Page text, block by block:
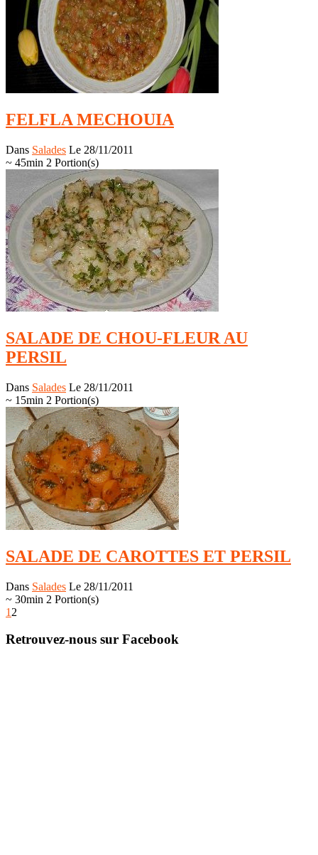
FELFLA MECHOUIA
Dans Salades Le 28/11/2011
~ 45min 2 Portion(s)
SALADE DE CHOU-FLEUR AU
PERSIL
Dans Salades Le 28/11/2011
~ 15min 2 Portion(s)
SALADE DE CAROTTES ET PERSIL
Dans Salades Le 28/11/2011
~ 30min 2 Portion(s)
1 2
Retrouvez-nous sur Facebook